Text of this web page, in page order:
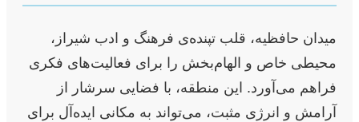
میدان حافظیه، قلب تپنده‌ی فرهنگ و ادب شیراز،
محیطی خاص و الهام‌بخش را برای فعالیت‌های فکری
فراهم می‌آورد. این منطقه، با فضایی سرشار از
آرامش و انرژی مثبت، می‌تواند به مکانی ایده‌آل برای